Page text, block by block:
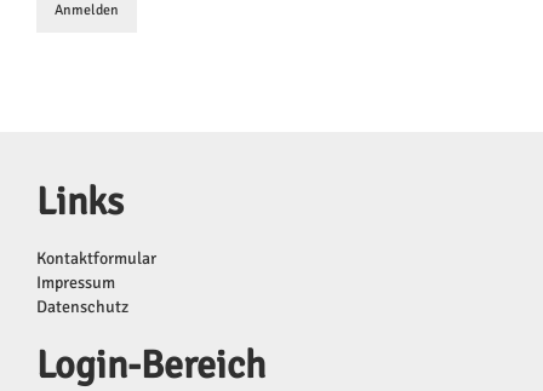
Anmelden
Links
Kontaktformular
Impressum
Datenschutz
Login-Bereich